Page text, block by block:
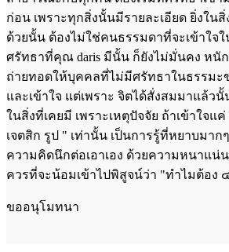
ก่อน เพราะทุกสิ่งนั้นมีรายละเอียด ยิ่งใน
ด้วยนั้น ต้องไม่ใช่คนธรรมดาที่จะเข้าใจใ
ศรัทธาที่คุณ daris มีนั้น ก็ยังไม่มั่นคง หนั
ถ่ายทอดให้บุคคลที่ไม่มีศรัทธาในธรรมะ
และเข้าใจ แต่เพราะ จิตได้สั่งสมมาแล้ว
ในสิ่งที่เคยมี เพราะเหตุปัจจัย ถ้าเข้าใจแ
เจตสิก รูป " เท่านั้น เป็นการรู้ที่หยาบมาก
ความคิดนึกต่อเอาเอง ด้วยความหนาแน่
ควรที่จะน้อมเข้าไปพิสูจน์ว่า "ทำไมต้อง
ขออนุโมทนา